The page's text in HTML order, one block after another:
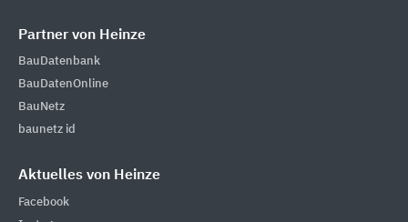
Partner von Heinze
BauDatenbank
BauDatenOnline
BauNetz
baunetz id
Aktuelles von Heinze
Facebook